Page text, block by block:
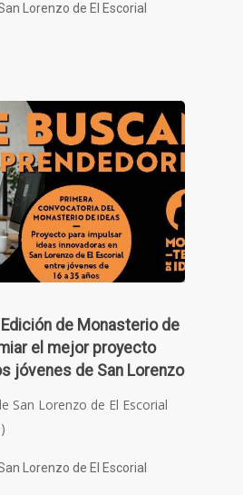
Lorenzo de El Escorial
de Monasterio de
el mejor proyecto
jóvenes de San Lorenzo
San Lorenzo de El Escorial
Lorenzo de El Escorial